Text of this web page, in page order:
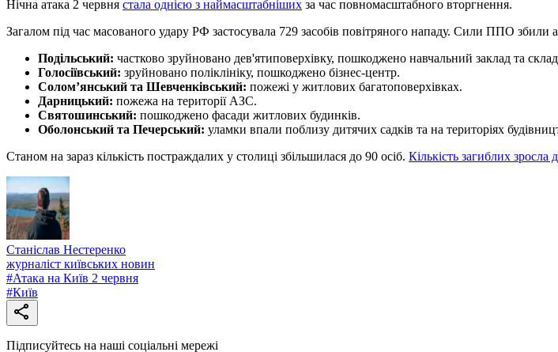
Нічна атака 2 червня стала однією з наймасштабніших за час повномасштабного вторгнення.
Загалом під час масованого удару РФ застосувала 729 засобів повітряного нападу. Сили ППО
Подільський: частково зруйновано дев'ятиповерхівку, пошкоджено навчальний заклад та
Голосіївський: зруйновано поліклініку, пошкоджено бізнес-центр.
Солом’янський та Шевченківський: пожежі у житлових багатоповерхівках.
Дарницький: пожежа на території АЗС.
Святошинський: пошкоджено фасади житлових будинків.
Оболонський та Печерський: уламки впали поблизу дитячих садків та на територіях
Станом на зараз кількість постраждалих у столиці збільшилася до 90 осіб. Кількість загиблих зросла
Станіслав Нестеренко
журналіст київських новин
#Атака на Київ 2 червня
#Київ
Підписуйтесь на наші соціальні мережі